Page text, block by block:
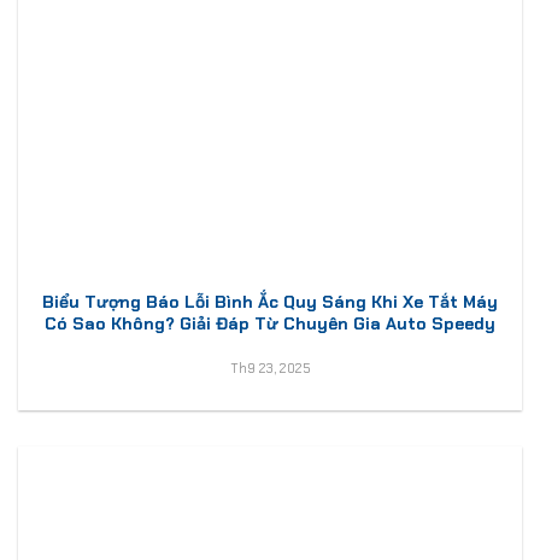
Biểu Tượng Báo Lỗi Bình Ắc Quy Sáng Khi Xe Tắt Máy
Có Sao Không? Giải Đáp Từ Chuyên Gia Auto Speedy
Th9 23, 2025